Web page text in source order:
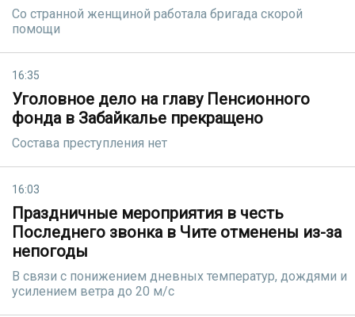
Со странной женщиной работала бригада скорой
помощи
16:35
Уголовное дело на главу Пенсионного
фонда в Забайкалье прекращено
Состава преступления нет
16:03
Праздничные мероприятия в честь
Последнего звонка в Чите отменены из-за
непогоды
В связи с понижением дневных температур, дождями и
усилением ветра до 20 м/с